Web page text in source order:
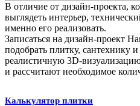
В отличие от дизайн-проекта,
выглядеть интерьер,
именно его реализовать.
Записаться на дизайн-проект
подобрать плитку, сантехнику и
реалистичную 3D-
и рассчитают необходимое
Калькулятор плитки